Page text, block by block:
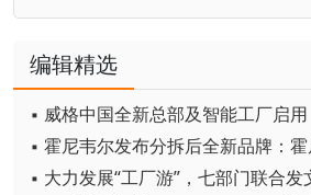
编辑精选
▪ 威格中国全新总部及智能工厂启用
▪ 大力发展“工厂游”，七部门联合发